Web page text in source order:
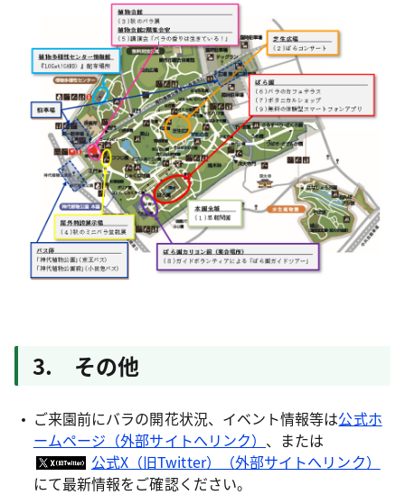
3. その他
ご来園前にバラの開花状況、イベント情報等は公式ホ
ームページ（外部サイトへリンク） 、または
公式X（旧Twitter）（外部サイトへリンク）
にて最新情報をご確認ください。